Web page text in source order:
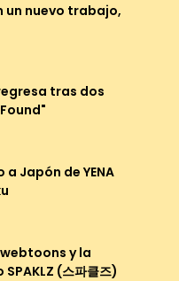
un nuevo trabajo,
regresa tras dos
a Japón de YENA
webtoons y la
(스파클즈)